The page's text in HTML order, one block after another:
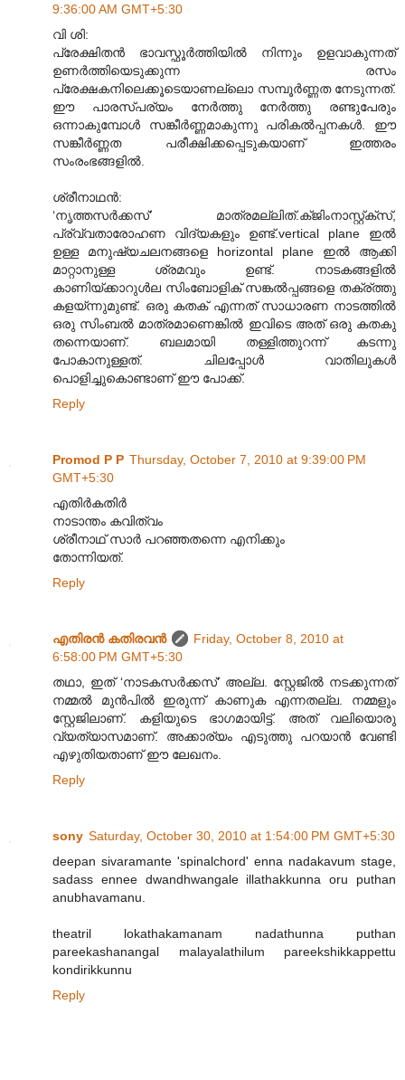
9:36:00 AM GMT+5:30
വി ശി:
പ്രേക്ഷിതൻ ഭാവസ്ഫൂർത്തിയിൽ നിന്നും ഉളവാകുന്നത്
ഉണർത്തിയെടുക്കുന്ന രസം
പ്രേക്ഷകനിലെക്കൂടെയാണല്ലൊ സമ്പൂർണ്ണത നേടുന്നത്.
ഈ പാരസ്പര്യം നേർത്തു നേർത്തു രണ്ടുപേരും
ഒന്നാകുമ്പോൾ സങ്കീർണ്ണമാകുന്നു പരികൽ‌പ്പനകൾ. ഈ
സങ്കീർണ്ണത പരീക്ഷിക്കപ്പെടുകയാണ് ഇത്തരം
സംരംഭങ്ങളിൽ.
ശ്രീനാഥൻ:
‘നൃത്തസർക്കസ്’ മാത്രമല്ലിത്.ക്ജിംനാസ്റ്റ്ക്സ്,
പ്ര്വ്വതാരോഹണ വിദ്യകളും ഉണ്ട്.vertical plane ഇൽ
ഉള്ള മനുഷ്യചലനങ്ങളെ horizontal plane ഇൽ ആക്കി
മാറ്റാനുള്ള ശ്രമവും ഉണ്ട്. നാടകങ്ങളിൽ
കാണിയ്ക്കാറുൾല സിംബോളിക് സങ്കൽ‌പ്പങ്ങളെ തക്ര്ത്തു
കളയ്ന്നുമുണ്ട്. ഒരു കതക് എന്നത് സാധാരണ നാടത്തിൽ
ഒരു സിംബൽ മാത്രമാണെങ്കിൽ ഇവിടെ അത് ഒരു കതകു
തന്നെയാണ്. ബലമായി തള്ളിത്തുറന്ന് കടന്നു
പോകാനുള്ളത്. ചിലപ്പോൾ വാതിലുകൾ
പൊളിച്ചുകൊണ്ടാണ് ഈ പോക്ക്.
Reply
Promod P P Thursday, October 7, 2010 at 9:39:00 PM
GMT+5:30
എതിർകതിർ
നാടാന്തം കവിത്വം
ശ്രീനാഥ് സാർ പറഞ്ഞതന്നെ എനിക്കും
തോന്നിയത്.
Reply
എതിരന്‍ കതിരവന്‍
Friday, October 8, 2010 at
6:58:00 PM GMT+5:30
തഥാ, ഇത് ‘നാടകസർക്കസ്’ അല്ല. സ്റ്റേജിൽ നടക്കുന്നത്
നമ്മൽ മുൻപിൽ ഇരുന്ന് കാണുക എന്നതല്ല. നമ്മളും
സ്റ്റേജിലാണ്. കളിയുടെ ഭാഗമായിട്ട്. അത് വലിയൊരു
വ്യത്യാസമാണ്. അക്കാര്യം എടുത്തു പറയാൻ വേണ്ടി
എഴുതിയതാണ് ഈ ലേഖനം.
Reply
sony Saturday, October 30, 2010 at 1:54:00 PM GMT+5:30
deepan sivaramante 'spinalchord' enna nadakavum stage,
sadass ennee dwandhwangale illathakkunna oru puthan
anubhavamanu.
theatril lokathakamanam nadathunna puthan
pareekashanangal malayalathilum pareekshikkappettu
kondirikkunnu
Reply